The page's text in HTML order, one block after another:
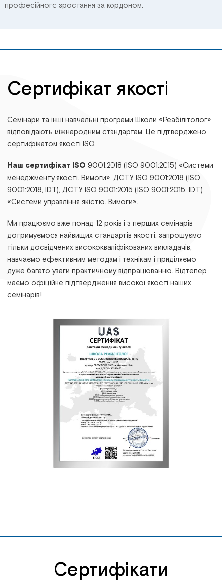
професійного зростання за кордоном.
Сертифікат якості
Семінари та інші навчальні програми Школи «Реабілітолог»
відповідають міжнародним стандартам. Це підтверджено
сертифікатом якості ISO.
Наш сертифікат ISO 9001:2018 (ISO 9001:2015) «Системи
менеджменту якості. Вимоги», ДСТУ ІSО 9001:2018 (ІSО
9001:2018, ІDТ), ДСТУ ІSО 9001:2015 (ІSО 9001:2015, ІDТ)
«Системи управління якістю. Вимоги».
Ми працюємо вже понад 12 років і з перших семінарів
дотримуємося найвищих стандартів якості: запрошуємо
тільки досвідчених висококваліфікованих викладачів,
навчаємо ефективним методам і технікам і приділяємо
дуже багато уваги практичному відпрацюванню. Відтепер
маємо офіційне підтвердження високої якості наших
семінарів!
Сертифікати